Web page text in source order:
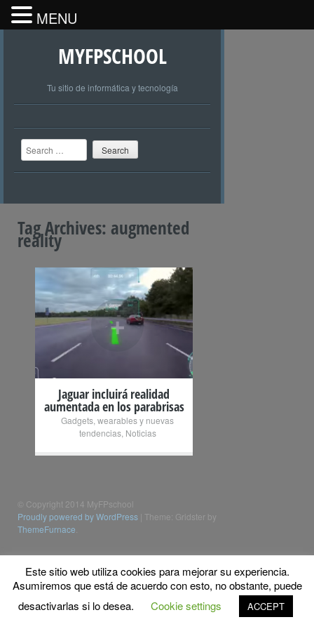
MYFPSCHOOL
Tu sitio de informática y tecnología
Search
Tag Archives: augmented
reality
+
Jaguar incluirá realidad
aumentada en los parabrisas
Gadgets, wearables y nuevas
tendencias, Noticias
© Copyright 2014 MyFPschool
Proudly powered by WordPress Theme: Gridster by
ThemeFurnace
Este sitio web utiliza cookies para mejorar su experiencia.
Asumiremos que está de acuerdo con esto, no obstante, puede
desactivarlas si lo desea.
Cookie settings ACCEPT
MENU